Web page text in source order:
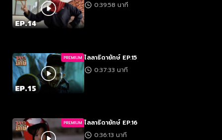
0:39:58 นาที
PREMIUM ไลลาธิดายักษ์ EP.15
0:37:33 นาที
PREMIUM ไลลาธิดายักษ์ EP.16
0:36:13 นาที